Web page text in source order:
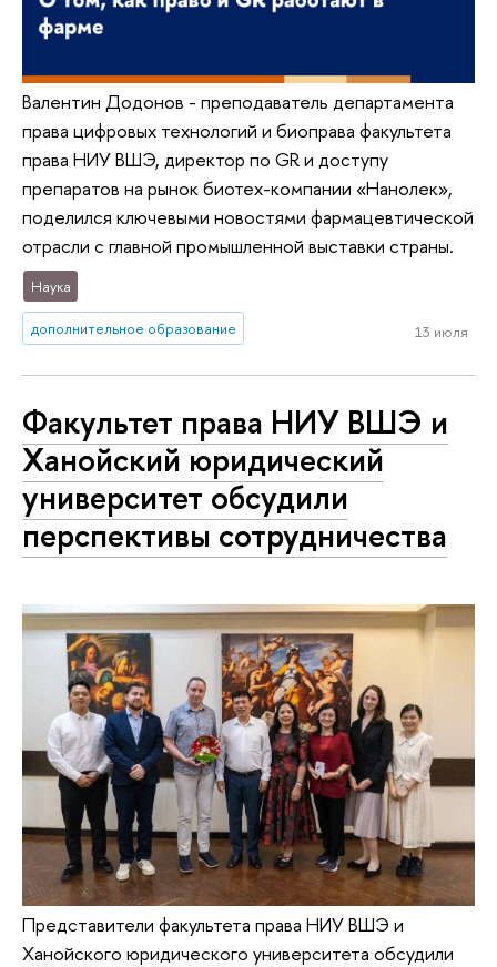
Валентин Додонов - преподаватель департамента
права цифровых технологий и биоправа факультета
права НИУ ВШЭ, директор по GR и доступу
препаратов на рынок биотех-компании «Нанолек»,
поделился ключевыми новостями фармацевтической
отрасли с главной промышленной выставки страны.
Наука
дополнительное образование 13 июля
Факультет права НИУ ВШЭ и
Ханойский юридический
университет обсудили
перспективы сотрудничества
Представители факультета права НИУ ВШЭ и
Ханойского юридического университета обсудили